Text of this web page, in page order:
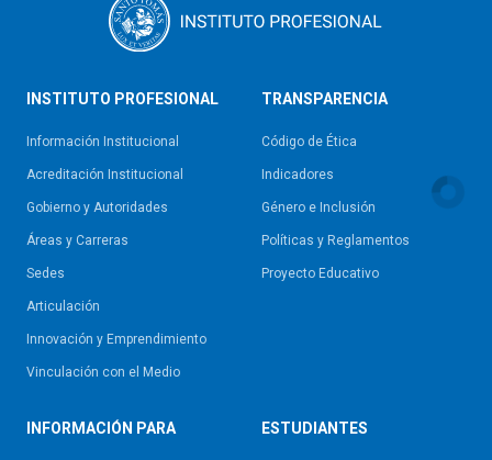
INSTITUTO PROFESIONAL
Información Institucional
Acreditación Institucional
Gobierno y Autoridades​
Áreas y Carreras
Sedes
Articulación
Innovación y Emprendimiento
Vinculación con el Medio
TRANSPARENCIA
Código de Ética
Indicadores
Género e Inclusión
Políticas y Reglamentos​
Proyecto Educativo
INFORMACIÓN PARA ESTUDIANTES